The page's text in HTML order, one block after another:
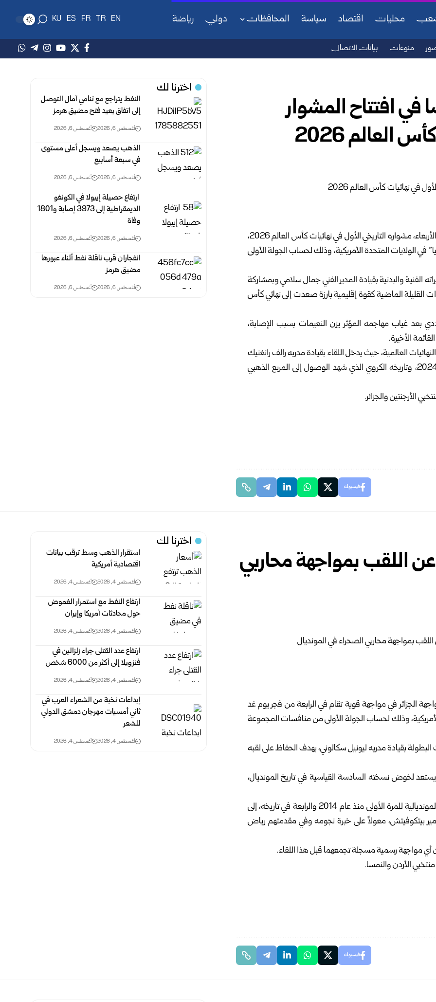
محليات اقتصاد سياسة المحافظات دولي رياضة EN
TR
FR
ES
KU
منوعات بيانات الاتصال
في افتتاح المشوار
العالم 2026
يفتتح المنتخب الأردني لكرة القدم عند السابعة من صباح غد الأربعاء، مشواره التاريخي الأول في نهائيات كأس العالم 2026،
الولايات المتحدة الأمريكية، وذلك لحساب الجولة الأولى
الفنية والبدنية بقيادة المدير الفني جمال سلامي وبمشاركة
القليلة الماضية كقوة إقليمية بارزة صعدت إلى نهائي كأس
بعد غياب مهاجمه المؤثر يزن النعيمات بسبب الإصابة،
الأخيرة.
المنتخب النمساوي غياباً دام 28 عاماً عن النهائيات العالمية، حيث يدخل اللقاء بقيادة مدربه رالف رانغنيك
بثقة حذرة مستمدة من عروضه الأخيرة في بطولة أوروبا 2024، وتاريخه الكروي الذي شهد الوصول إلى المربع الذهبي
الأرجنتين والجزائر.
فيسبوك
اخترنا لك
النفط يتراجع مع تنامي آمال التوصل
إلى اتفاق يعيد فتح مضيق هرمز
أغسطس 6, 2026 أغسطس 6, 2026
الذهب يصعد ويسجل أعلى مستوى
في سبعة أسابيع
أغسطس 6, 2026 أغسطس 6, 2026
‏ ارتفاع حصيلة إيبولا في الكونغو
الديمقراطية إلى 3973 إصابة و1801
وفاة
أغسطس 6, 2026 أغسطس 6, 2026
انفجاران قرب ناقلة نفط أثناء عبورها
مضيق هرمز
أغسطس 6, 2026 أغسطس 6, 2026
عن اللقب بمواجهة محاربي
الجزائر في مواجهة قوية ‌‏تقام في الرابعة من فجر يوم غد
وذلك لحساب الجولة الأولى من منافسات المجموعة
بقيادة مدربه ‌‏ليونيل سكالوني، بهدف الحفاظ على لقبه
يستعد لخوض نسخته ‌‏السادسة القياسية في تاريخ المونديال،
ويسعى منتخب “محاربي الصحراء” في عودته إلى النهائيات المونديالية للمرة الأولى منذ ‌‏عام 2014 والرابعة في تاريخه، إلى
بيتكوفيتش، معولاً على خبرة نجومه وفي مقدمتهم رياض
أي مواجهة رسمية مسجلة ‏تجمعهما قبل هذا اللقاء.‏
الأردن والنمسا.‏
فيسبوك
اخترنا لك
استقرار الذهب وسط ترقب بيانات
اقتصادية أمريكية
أغسطس 4, 2026 أغسطس 4, 2026
ارتفاع النفط مع استمرار الغموض
حول محادثات أمريكا وإيران
أغسطس 4, 2026 أغسطس 4, 2026
ارتفاع عدد القتلى جراء زلزالين في
فنزويلا إلى أكثر من 6000 ‏شخص
أغسطس 4, 2026 أغسطس 4, 2026
إبداعات نخبة من الشعراء العرب في
ثاني أمسيات مهرجان دمشق الدولي
‏للشعر
أغسطس 4, 2026 أغسطس 4, 2026